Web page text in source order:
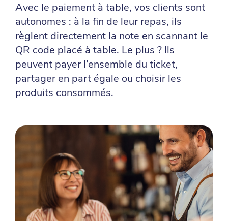
Avec le paiement à table, vos clients sont
autonomes : à la fin de leur repas, ils
règlent directement la note en scannant le
QR code placé à table. Le plus ? Ils
peuvent payer l’ensemble du ticket,
partager en part égale ou choisir les
produits consommés.